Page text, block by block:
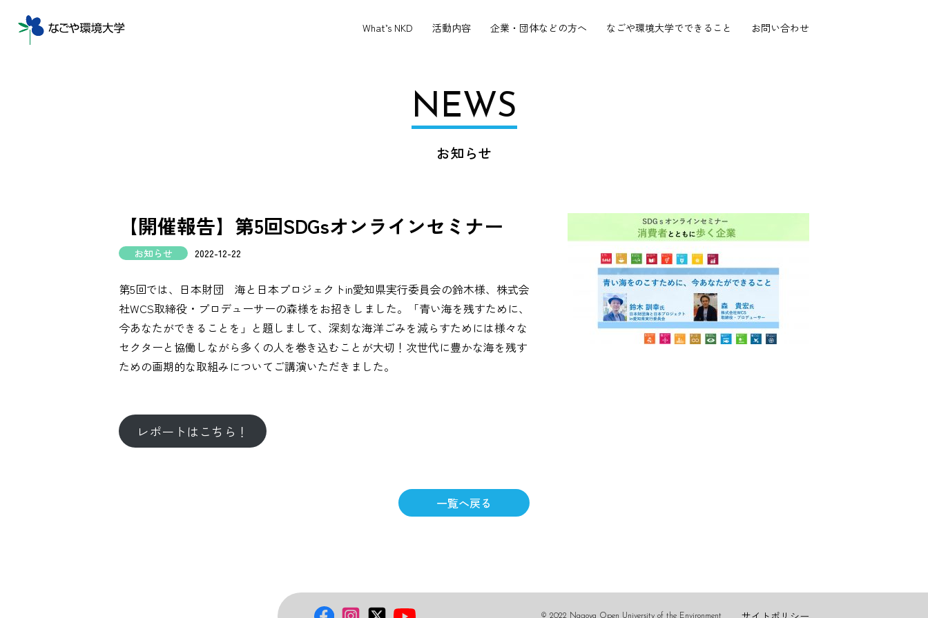
What’s NKD 活動内容 企業・団体などの方へ なごや環境大学でできること お問い合わせ
NEWS
お知らせ
【開催報告】第5回SDGsオンラインセミナー
お知らせ 2022-12-22
第5回では、日本財団 海と日本プロジェクトin愛知県実行委員会の鈴木様、株式会
社WCS取締役・プロデューサーの森様をお招きしました。「青い海を残すために、
今あなたができることを」と題しまして、深刻な海洋ごみを減らすためには様々な
セクターと協働しながら多くの人を巻き込むことが大切！次世代に豊かな海を残す
ための画期的な取組みについてご講演いただきました。
レポートはこちら！
一覧へ戻る
© 2022 Nagoya Open University of the Environment